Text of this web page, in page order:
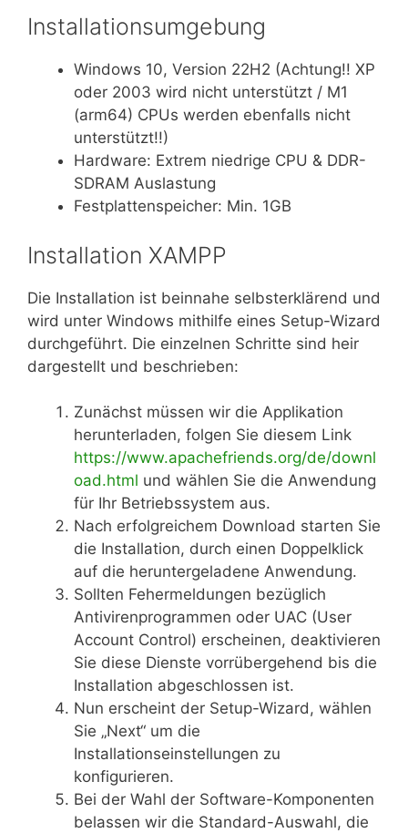
Installationsumgebung
Windows 10, Version 22H2 (Achtung!! XP
oder 2003 wird nicht unterstützt / M1
(arm64) CPUs werden ebenfalls nicht
unterstützt!!)
Hardware: Extrem niedrige CPU & DDR-
SDRAM Auslastung
Festplattenspeicher: Min. 1GB
Installation XAMPP
Die Installation ist beinnahe selbsterklärend und
wird unter Windows mithilfe eines Setup-Wizard
durchgeführt. Die einzelnen Schritte sind heir
dargestellt und beschrieben:
Zunächst müssen wir die Applikation
herunterladen, folgen Sie diesem Link
https://www.apachefriends.org/de/downl
oad.html und wählen Sie die Anwendung
für Ihr Betriebssystem aus.
Nach erfolgreichem Download starten Sie
die Installation, durch einen Doppelklick
auf die heruntergeladene Anwendung.
Sollten Fehermeldungen bezüglich
Antivirenprogrammen oder UAC (User
Account Control) erscheinen, deaktivieren
Sie diese Dienste vorrübergehend bis die
Installation abgeschlossen ist.
Nun erscheint der Setup-Wizard, wählen
Sie „Next“ um die
Installationseinstellungen zu
konfigurieren.
Bei der Wahl der Software-Komponenten
belassen wir die Standard-Auswahl, die